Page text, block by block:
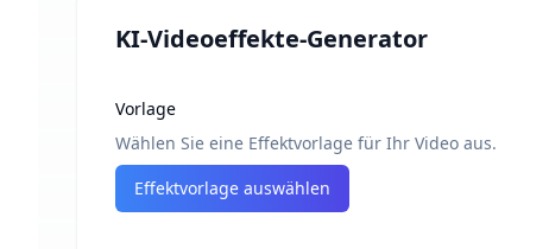
KI-Videoeffekte-Generator
Vorlage
Wählen Sie eine Effektvorlage für Ihr Video aus.
Effektvorlage auswählen